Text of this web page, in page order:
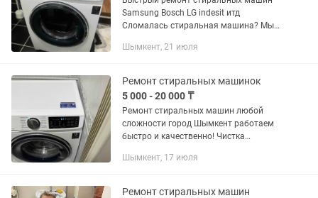
Samsung Bosch LG indesit итд
Сломалась стиральная машина? Мы
подшипников, ТЭНов, ремней и ремонт
Шымкент, 21 июля
Ремонт стиральных машинок
5 000 - 20 000 ₸
Ремонт стиральных машин любой
сложности город Шымкент работаем
быстро и качественно! Чистка
устранение течи .
Шымкент, 17 июля
Ремонт стиральных машин